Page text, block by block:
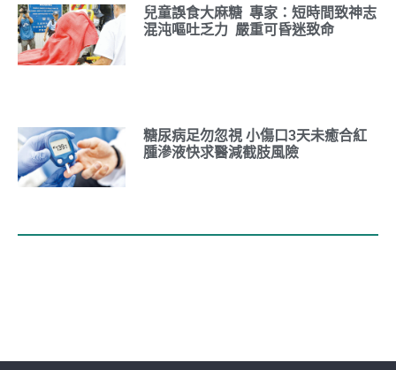
兒童誤食大麻糖 專家：短時間致神志
混沌嘔吐乏力 嚴重可昏迷致命
糖尿病足勿忽視 小傷口3天未癒合紅
腫滲液快求醫減截肢風險